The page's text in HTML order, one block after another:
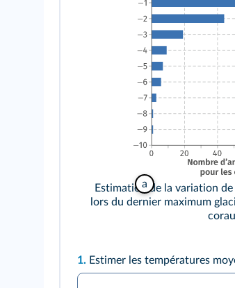
a
Estimation de la variation
lors du dernier maximum
1. Estimer les températures